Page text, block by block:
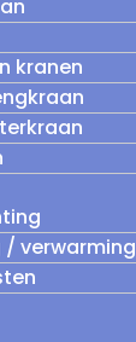
kranen
verwarming